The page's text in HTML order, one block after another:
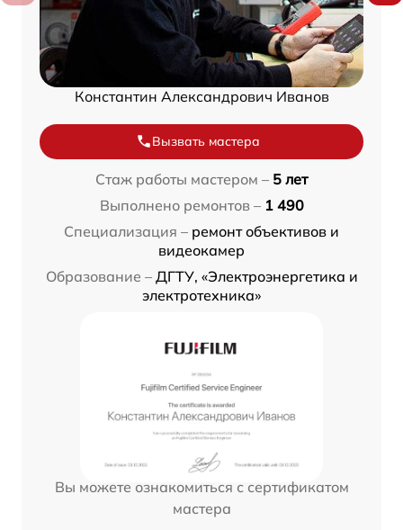
Константин Александрович Иванов
Вызвать мастера
Стаж работы мастером – 5 лет
Выполнено ремонтов – 1 490
Специализация – ремонт объективов и
видеокамер
Образование – ДГТУ, «Электроэнергетика и
электротехника»
Вы можете ознакомиться с сертификатом
мастера